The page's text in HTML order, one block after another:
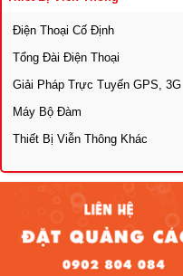
Điện Thoại Cố Định
Tổng Đài Điện Thoại
Giải Pháp Trực Tuyến GPS, 3G
Máy Bộ Đàm
Thiết Bị Viễn Thông Khác